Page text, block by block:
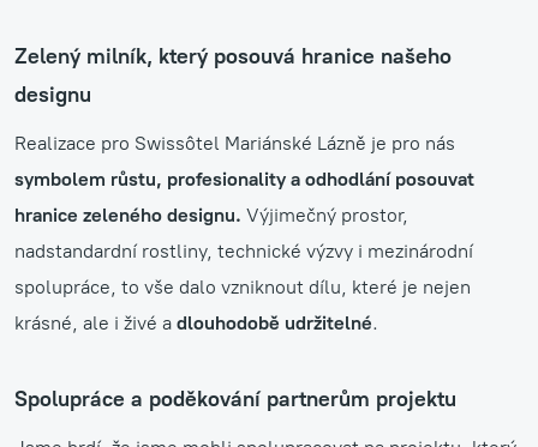
Zelený milník, který posouvá hranice našeho
designu
Realizace pro Swissôtel Mariánské Lázně je pro nás
symbolem růstu, profesionality a odhodlání posouvat
hranice zeleného designu. Výjimečný prostor,
nadstandardní rostliny, technické výzvy i mezinárodní
spolupráce, to vše dalo vzniknout dílu, které je nejen
krásné, ale i živé a dlouhodobě udržitelné.
Spolupráce a poděkování partnerům projektu